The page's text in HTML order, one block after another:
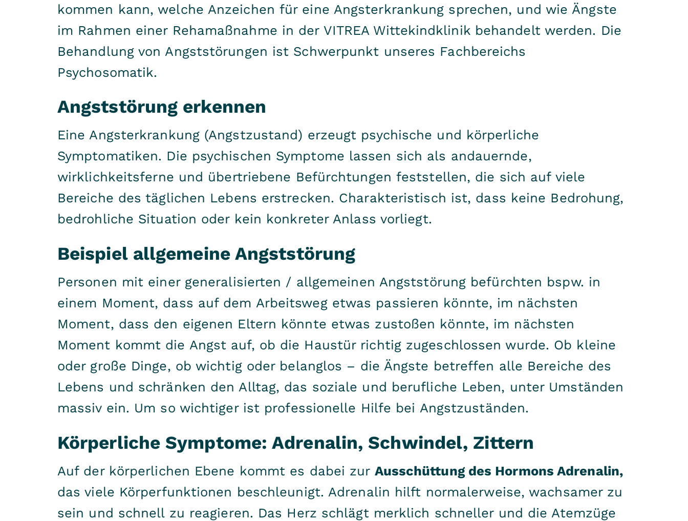
kommen kann, welche Anzeichen für eine Angsterkrankung sprechen, und wie Ängste
im Rahmen einer Rehamaßnahme in der VITREA Wittekindklinik behandelt werden. Die
Behandlung von Angststörungen ist Schwerpunkt unseres Fachbereichs
Psychosomatik.
Angststörung erkennen
Eine Angsterkrankung (Angstzustand) erzeugt psychische und körperliche
Symptomatiken. Die psychischen Symptome lassen sich als andauernde,
wirklichkeitsferne und übertriebene Befürchtungen feststellen, die sich auf viele
Bereiche des täglichen Lebens erstrecken. Charakteristisch ist, dass keine Bedrohung,
bedrohliche Situation oder kein konkreter Anlass vorliegt.
Beispiel allgemeine Angststörung
Personen mit einer generalisierten / allgemeinen Angststörung befürchten bspw. in
einem Moment, dass auf dem Arbeitsweg etwas passieren könnte, im nächsten
Moment, dass den eigenen Eltern könnte etwas zustoßen könnte, im nächsten
Moment kommt die Angst auf, ob die Haustür richtig zugeschlossen wurde. Ob kleine
oder große Dinge, ob wichtig oder belanglos – die Ängste betreffen alle Bereiche des
Lebens und schränken den Alltag, das soziale und berufliche Leben, unter Umständen
massiv ein. Um so wichtiger ist professionelle Hilfe bei Angstzuständen.
Körperliche Symptome: Adrenalin, Schwindel, Zittern
Auf der körperlichen Ebene kommt es dabei zur Ausschüttung des Hormons Adrenalin,
das viele Körperfunktionen beschleunigt. Adrenalin hilft normalerweise, wachsamer zu
sein und schnell zu reagieren. Das Herz schlägt merklich schneller und die Atemzüge